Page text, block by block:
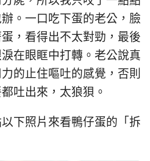
。一口吃下蛋的老公，臉
，看得出不太對勁，最後
在眼眶中打轉。老公說真
的止住嘔吐的感覺，否則
吐出來，太狼狽。
下照片來看鴨仔蛋的「拆